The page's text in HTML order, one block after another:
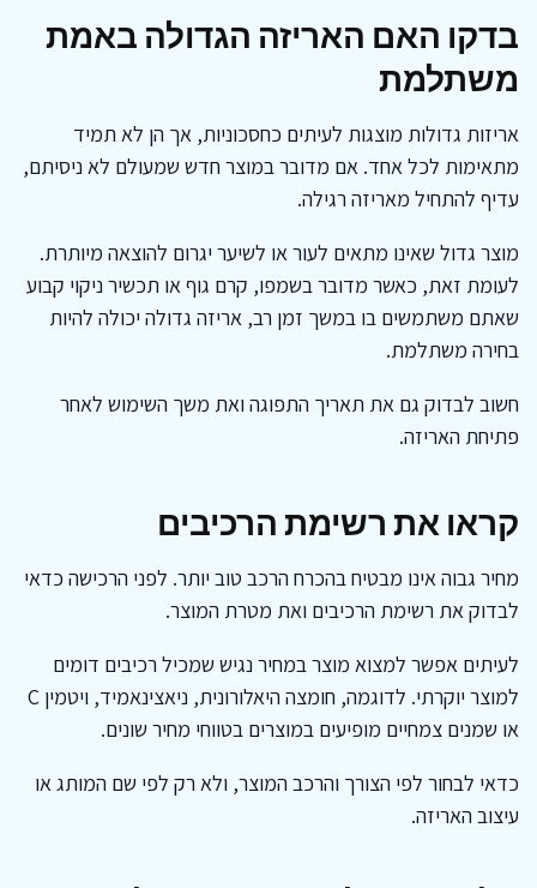
בדקו האם האריזה הגדולה באמת
משתלמת
אריזות גדולות מוצגות לעיתים כחסכוניות, אך הן לא תמיד
מתאימות לכל אחד. אם מדובר במוצר חדש שמעולם לא ניסיתם,
עדיף להתחיל מאריזה רגילה.
מוצר גדול שאינו מתאים לעור או לשיער יגרום להוצאה מיותרת.
לעומת זאת, כאשר מדובר בשמפו, קרם גוף או תכשיר ניקוי קבוע
שאתם משתמשים בו במשך זמן רב, אריזה גדולה יכולה להיות
בחירה משתלמת.
חשוב לבדוק גם את תאריך התפוגה ואת משך השימוש לאחר
פתיחת האריזה.
קראו את רשימת הרכיבים
מחיר גבוה אינו מבטיח בהכרח הרכב טוב יותר. לפני הרכישה כדאי
לבדוק את רשימת הרכיבים ואת מטרת המוצר.
לעיתים אפשר למצוא מוצר במחיר נגיש שמכיל רכיבים דומים
למוצר יוקרתי. לדוגמה, חומצה היאלורונית, ניאצינאמיד, ויטמין C
או שמנים צמחיים מופיעים במוצרים בטווחי מחיר שונים.
כדאי לבחור לפי הצורך והרכב המוצר, ולא רק לפי שם המותג או
עיצוב האריזה.